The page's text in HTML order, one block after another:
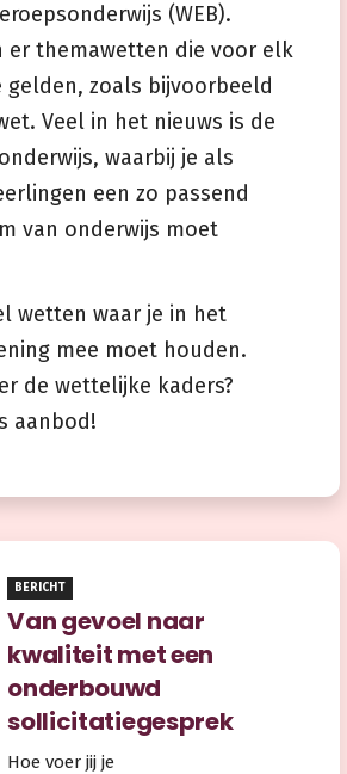
(WEB).
er themawetten die voor elk
gelden, zoals bijvoorbeeld
Veel in het nieuws is de
waarbij je als
een zo passend
van onderwijs moet
wetten waar je in het
mee moet houden.
de wettelijke kaders?
aanbod!
BERICHT
Van gevoel naar
kwaliteit met een
onderbouwd
sollicitatiegesprek
Hoe voer jij je